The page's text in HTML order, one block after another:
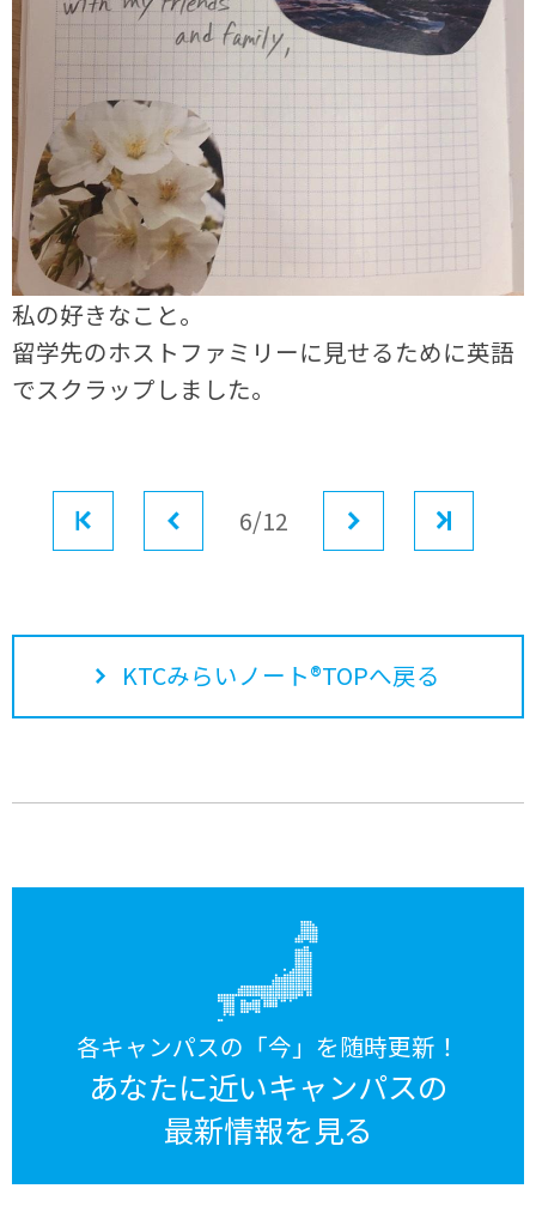
私の好きなこと。
留学先のホストファミリーに見せるために英語
でスクラップしました。
前へ6/12
KTCみらいノート®TOPへ戻る
各キャンパスの「今」を随時更新！
あなたに近いキャンパスの
最新情報を見る